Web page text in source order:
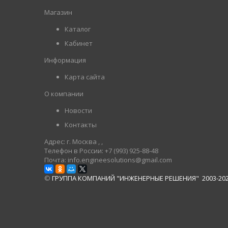
Магазин
Каталог
Кабинет
Информация
Карта сайта
О компании
Новости
Контакты
Адрес: г. Москва , ,
Телефон в России: +7 (993) 925-88-48
Почта: info.engineesolutions@gmail.com
© ГРУППА КОМПАНИЙ "ИНЖЕНЕРНЫЕ РЕШЕНИЯ" 2003-